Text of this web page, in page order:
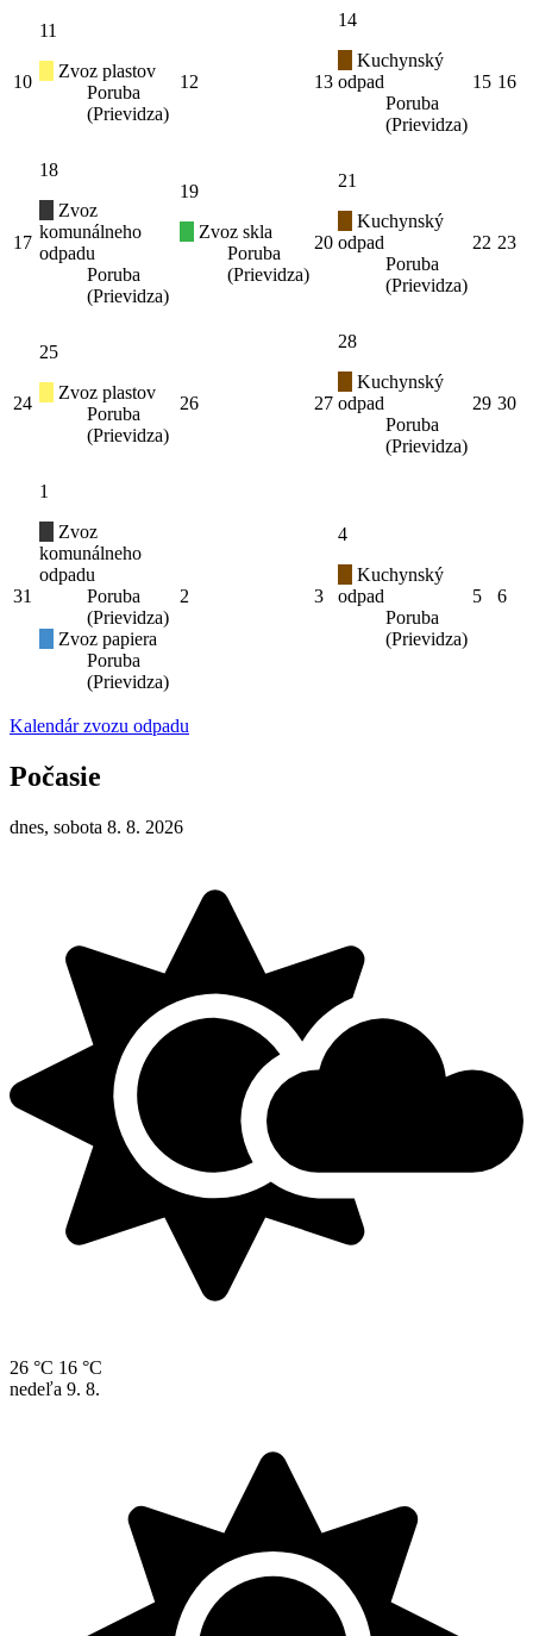
10
11
Zvoz plastov
Poruba
(Prievidza)
12 13
14
Kuchynský
odpad
Poruba
(Prievidza)
15 16
17
18
Zvoz
komunálneho
odpadu
Poruba
(Prievidza)
19
Zvoz skla
Poruba
(Prievidza)
20
21
Kuchynský
odpad
Poruba
(Prievidza)
22 23
24
25
Zvoz plastov
Poruba
(Prievidza)
26 27
28
Kuchynský
odpad
Poruba
(Prievidza)
29 30
31
1
Zvoz
komunálneho
odpadu
Poruba
(Prievidza)
Zvoz papiera
Poruba
(Prievidza)
2 3
4
Kuchynský
odpad
Poruba
(Prievidza)
5 6
Kalendár zvozu odpadu
Počasie
dnes, sobota 8. 8. 2026
26 °C 16 °C
nedeľa 9. 8.